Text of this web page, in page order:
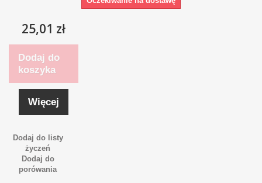
25,01 zł
Dodaj do
koszyka
Więcej
Dodaj do listy
życzeń
Dodaj do
porówania